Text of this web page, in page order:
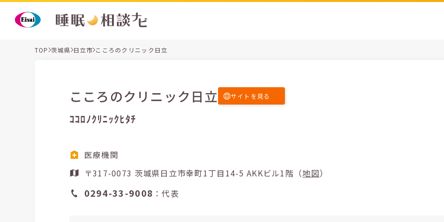
TOP 茨城県 日立市 こころのクリニック日立
こころのクリニック日立 サイトを見る
ｺｺﾛﾉｸﾘﾆｯｸﾋﾀﾁ
医療機関
〒317-0073 茨城県日立市幸町1丁目14-5 AKKビル1階（地図）
0294-33-9008 ：代表